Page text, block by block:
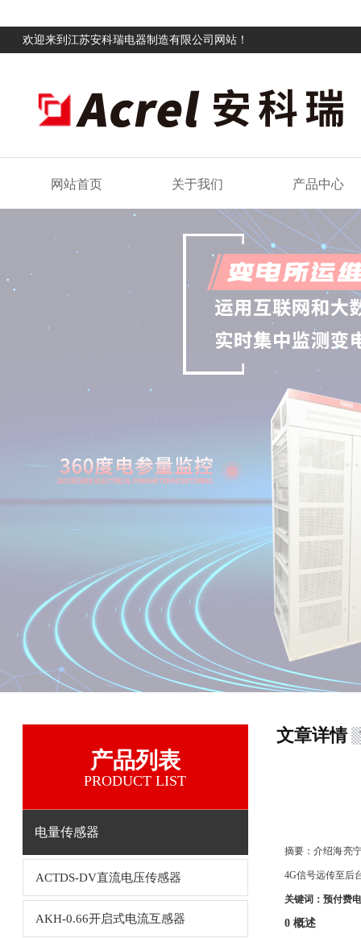
欢迎来到江苏安科瑞电器制造有限公司网站！
网站首页 关于我们 产品中心
产品列表
PRODUCT LIST
电量传感器
ACTDS-DV直流电压传感器
AKH-0.66开启式电流互感器
文章详情
摘要： 介绍海亮
4G信号远传至后
关键词： 预付费
0 概述